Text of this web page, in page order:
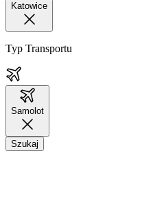
Katowice
Typ Transportu
Samolot
Szukaj